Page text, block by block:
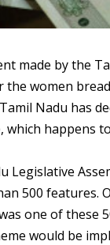
made by the
the women
Nadu has
which happens
Legislative
500 features.
one of these
would be